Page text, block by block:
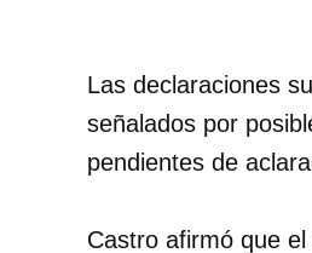
Las declaraciones
señalados por
pendientes de
Castro afirmó que